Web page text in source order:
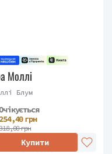
Моллі
Блум
грн
грн
Купити